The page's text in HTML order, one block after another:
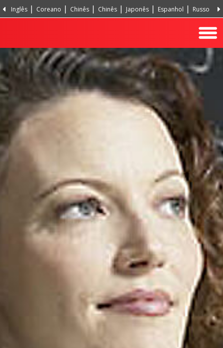
Inglês Coreano Chinês Chinês Japonês Espanhol Russo